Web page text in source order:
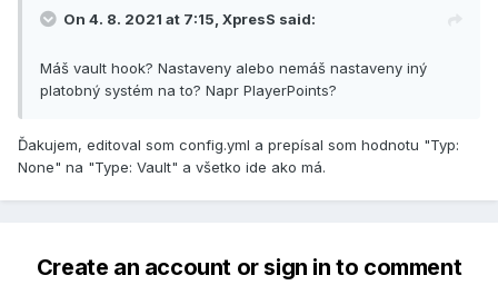
On 4. 8. 2021 at 7:15, XpresS said:
Máš vault hook? Nastaveny alebo nemáš nastaveny iný
platobný systém na to? Napr PlayerPoints?
Ďakujem, editoval som config.yml a prepísal som hodnotu "Typ:
None" na "Type: Vault" a všetko ide ako má.
Create an account or sign in to comment